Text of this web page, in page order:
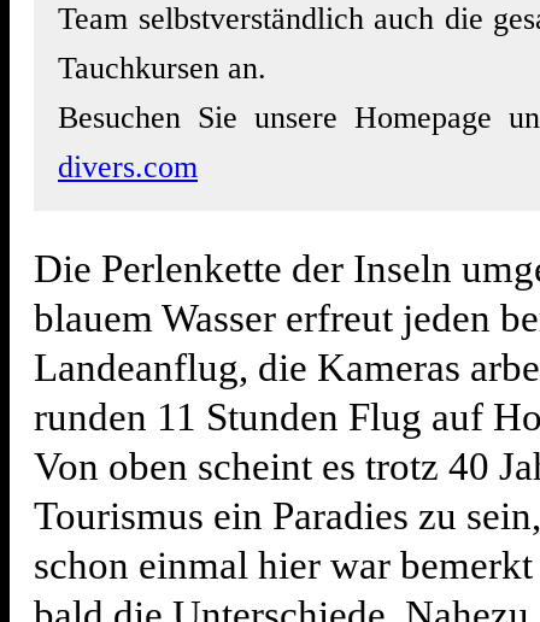
Team selbstverständlich auch die
Tauchkursen an.
Besuchen Sie unsere Homepage
divers.com
Die Perlenkette der Inseln
blauem Wasser erfreut jeden
Landeanflug, die Kameras
runden 11 Stunden Flug auf
Von oben scheint es trotz 40
Tourismus ein Paradies zu
schon einmal hier war